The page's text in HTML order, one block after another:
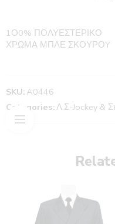
1Ο0% ΠΟΛΥΕΣΤΕΡΙΚΟ
ΧΡΩΜΑ ΜΠΛΕ ΣΚΟΥΡΟY
SKU: A0446
Categories:Λ.Σ-Jockey &